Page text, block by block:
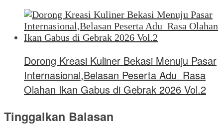
Dorong Kreasi Kuliner Bekasi Menuju Pasar
Internasional,Belasan Peserta Adu Rasa
Olahan Ikan Gabus di Gebrak 2026 Vol.2
Tinggalkan Balasan